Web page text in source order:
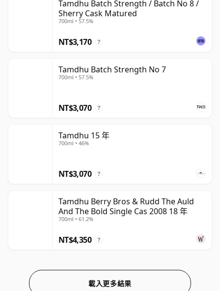
Tamdhu Batch Strength / Batch No 8 /
Sherry Cask Matured
700ml • 57.5%
NT$3,170 ?
Tamdhu Batch Strength No 7
700ml • 57.5%
NT$3,070 ?
Tamdhu 15 年
700ml • 46%
NT$3,070 ?
Tamdhu Berry Bros & Rudd The Auld
And The Bold Single Cas 2008 18 年
700ml • 61.2%
NT$4,350 ?
載入更多結果